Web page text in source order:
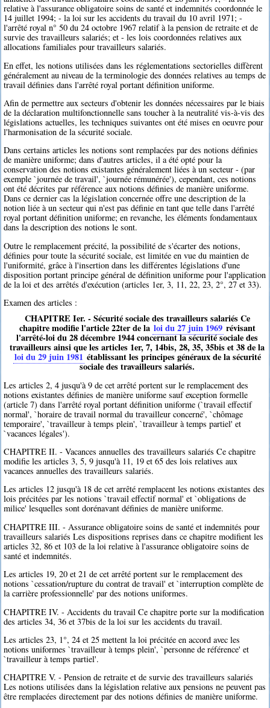
relative à l'assurance obligatoire soins de santé et indemnités coordonnée le
14 juillet 1994; - la loi sur les accidents du travail du 10 avril 1971; -
l'arrêté royal n° 50 du 24 octobre 1967 relatif à la pension de retraite et de
survie des travailleurs salariés; et - les lois coordonnées relatives aux
allocations familiales pour travailleurs salariés.
En effet, les notions utilisées dans les réglementations sectorielles diffèrent
généralement au niveau de la terminologie des données relatives au temps de
travail définies dans l'arrêté royal portant définition uniforme.
Afin de permettre aux secteurs d'obtenir les données nécessaires par le biais
de la déclaration multifonctionnelle sans toucher à la neutralité vis-à-vis des
législations actuelles, les techniques suivantes ont été mises en oeuvre pour
l'harmonisation de la sécurité sociale.
Dans certains articles les notions sont remplacées par des notions définies
de manière uniforme; dans d'autres articles, il a été opté pour la
conservation des notions existantes généralement liées à un secteur - (par
exemple `journée de travail', `journée rémunérée'), cependant, ces notions
ont été décrites par référence aux notions définies de manière uniforme.
Dans ce dernier cas la législation concernée offre une description de la
notion liée à un secteur qui n'est pas définie en tant que telle dans l'arrêté
royal portant définition uniforme; en revanche, les éléments fondamentaux
dans la description des notions le sont.
Outre le remplacement précité, la possibilité de s'écarter des notions,
définies pour toute la sécurité sociale, est limitée en vue du maintien de
l'uniformité, grâce à l'insertion dans les différentes législations d'une
disposition portant principe général de définition uniforme pour l'application
de la loi et des arrêtés d'exécution (articles 1er, 3, 11, 22, 23, 2°, 27 et 33).
Examen des articles :
CHAPITRE Ier. - Sécurité sociale des travailleurs salariés Ce
chapitre modifie l'article 22ter de la loi du 27 juin 1969 révisant
l'arrêté-loi du 28 décembre 1944 concernant la sécurité sociale des
travailleurs ainsi que les articles 1er, 7, 14bis, 28, 35, 35bis et 38 de la
loi du 29 juin 1981 établissant les principes généraux de la sécurité
sociale des travailleurs salariés.
Les articles 2, 4 jusqu'à 9 de cet arrêté portent sur le remplacement des
notions existantes définies de manière uniforme sauf exception formelle
(article 7) dans l'arrêté royal portant définition uniforme (`travail effectif
normal', `horaire de travail normal du travailleur concerné', `chômage
temporaire', `travailleur à temps plein', `travailleur à temps partiel' et
`vacances légales').
CHAPITRE II. - Vacances annuelles des travailleurs salariés Ce chapitre
modifie les articles 3, 5, 9 jusqu'à 11, 19 et 65 des lois relatives aux
vacances annuelles des travailleurs salariés.
Les articles 12 jusqu'à 18 de cet arrêté remplacent les notions existantes des
lois précitées par les notions `travail effectif normal' et `obligations de
milice' lesquelles sont dorénavant définies de manière uniforme.
CHAPITRE III. - Assurance obligatoire soins de santé et indemnités pour
travailleurs salariés Les dispositions reprises dans ce chapitre modifient les
articles 32, 86 et 103 de la loi relative à l'assurance obligatoire soins de
santé et indemnités.
Les articles 19, 20 et 21 de cet arrêté portent sur le remplacement des
notions `cessation/rupture du contrat de travail' et `interruption complète de
la carrière professionnelle' par des notions uniformes.
CHAPITRE IV. - Accidents du travail Ce chapitre porte sur la modification
des articles 34, 36 et 37bis de la loi sur les accidents du travail.
Les articles 23, 1°, 24 et 25 mettent la loi précitée en accord avec les
notions uniformes `travailleur à temps plein', `personne de référence' et
`travailleur à temps partiel'.
CHAPITRE V. - Pension de retraite et de survie des travailleurs salariés
Les notions utilisées dans la législation relative aux pensions ne peuvent pas
être remplacées directement par des notions définies de manière uniforme.